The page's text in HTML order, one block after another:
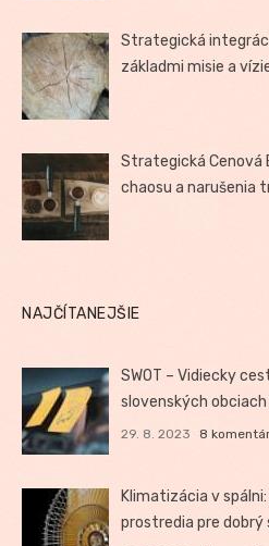
Strategická
základmi misie a
Strategická Cenová
chaosu a narušenia
NAJČÍTANEJŠIE
SWOT – Vidiecky
slovenských
29. 8. 2023 8
Klimatizácia v
prostredia pre dobrý